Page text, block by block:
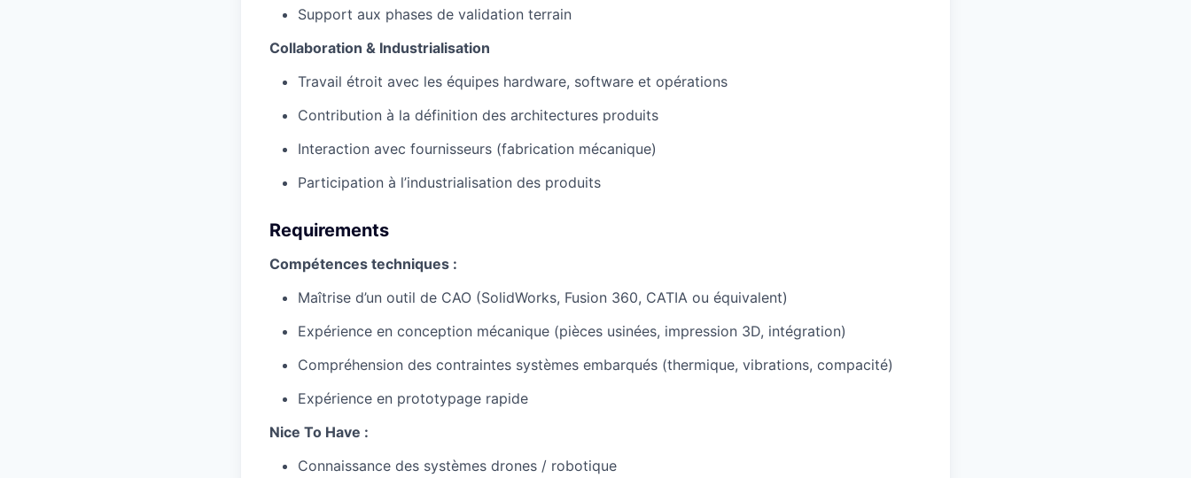
Support aux phases de validation terrain
Collaboration & Industrialisation
Travail étroit avec les équipes hardware, software et opérations
Contribution à la définition des architectures produits
Interaction avec fournisseurs (fabrication mécanique)
Participation à l’industrialisation des produits
Requirements
Compétences techniques :
Maîtrise d’un outil de CAO (SolidWorks, Fusion 360, CATIA ou équivalent)
Expérience en conception mécanique (pièces usinées, impression 3D, intégration)
Compréhension des contraintes systèmes embarqués (thermique, vibrations, compacité)
Expérience en prototypage rapide
Nice To Have :
Connaissance des systèmes drones / robotique